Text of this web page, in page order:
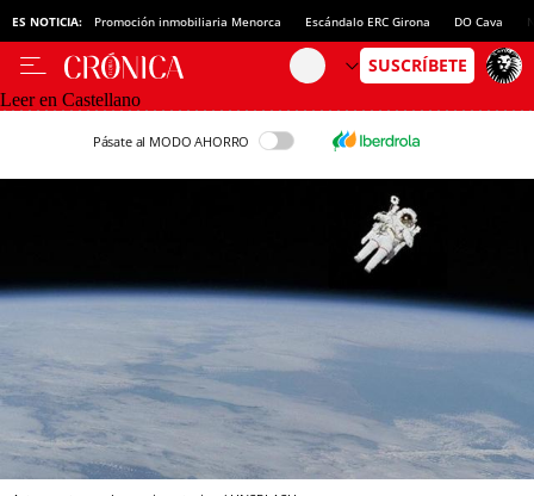
ES NOTICIA: Promoción inmobiliaria Menorca Escándalo ERC Girona DO Cava
Leer en Castellano
Pásate al MODO AHORRO